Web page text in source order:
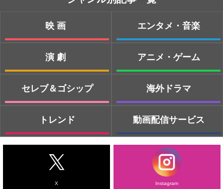
映画
演劇
セレブ＆ゴシップ
トレンド
エンタメ・音楽
アニメ・ゲーム
海外ドラマ
動画配信サービス
X Instagram